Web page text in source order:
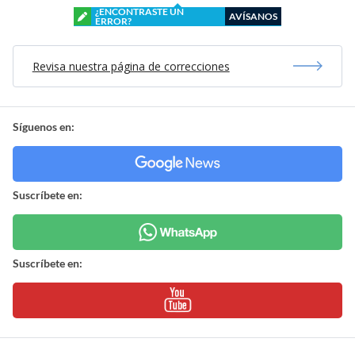
¿ENCONTRASTE UN
ERROR?
AVÍSANOS
Revisa nuestra página de correcciones
Síguenos en:
Suscríbete en:
Suscríbete en: